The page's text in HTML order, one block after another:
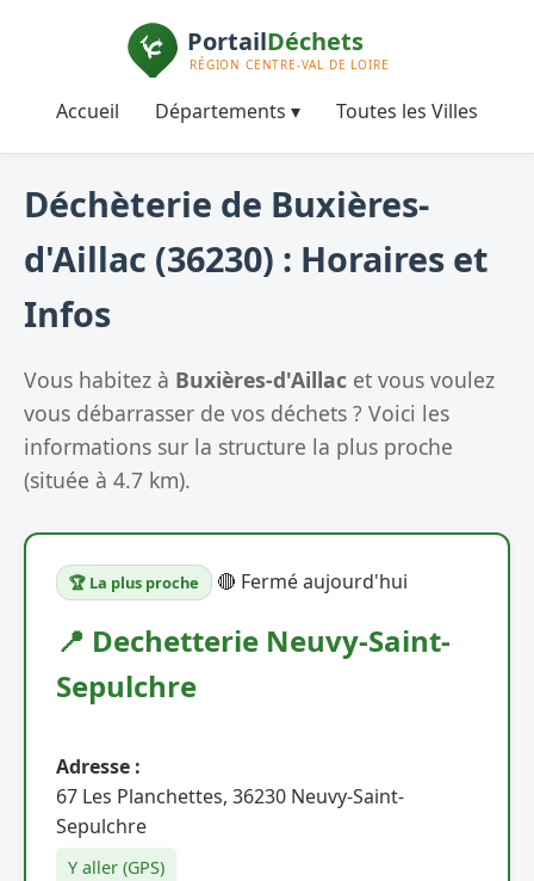
Accueil Départements ▾ Toutes les Villes
Déchèterie de Buxières-
d'Aillac (36230) : Horaires et
Infos
Vous habitez à Buxières-d'Aillac et vous voulez
vous débarrasser de vos déchets ? Voici les
informations sur la structure la plus proche
(située à 4.7 km).
🏆 La plus proche 🔴 Fermé aujourd'hui
📍 Dechetterie Neuvy-Saint-
Sepulchre
Adresse :
67 Les Planchettes, 36230 Neuvy-Saint-
Sepulchre
Y aller (GPS)